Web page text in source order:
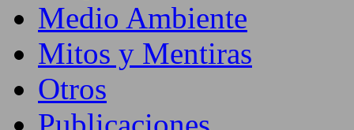
Medio Ambiente
Mitos y Mentiras
Otros